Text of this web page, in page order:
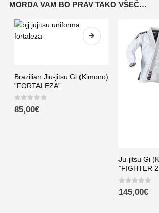
MORDA VAM BO PRAV TAKO VŠEČ…
Brazilian Jiu-jitsu Gi (Kimono)
”FORTALEZA”
0out of 5
85,00€
Ju-jitsu Gi
”FIGHTER
0 out of 5
145,00€